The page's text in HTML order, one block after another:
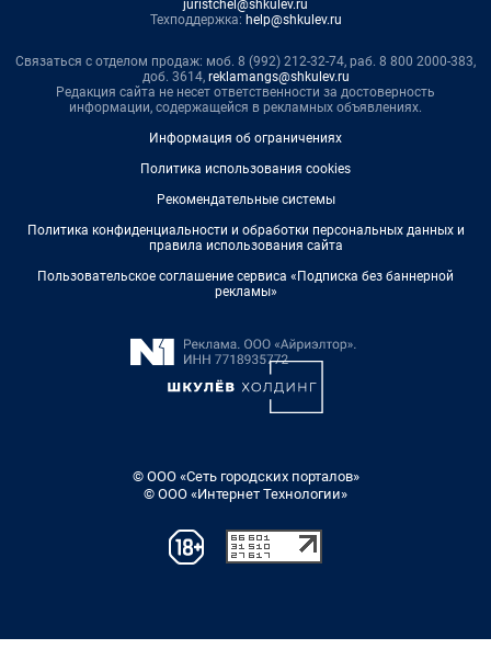
juristchel@shkulev.ru
Техподдержка: help@shkulev.ru
Связаться с отделом продаж: моб. 8 (992) 212-32-74, раб. 8 800 2000-383,
доб. 3614, reklamangs@shkulev.ru
Редакция сайта не несет ответственности за достоверность
информации, содержащейся в рекламных объявлениях.
Информация об ограничениях
Политика использования cookies
Рекомендательные системы
Политика конфиденциальности и обработки персональных данных и
правила использования сайта
Пользовательское соглашение сервиса «Подписка без баннерной
рекламы»
© ООО «Сеть городских порталов»
© ООО «Интернет Технологии»